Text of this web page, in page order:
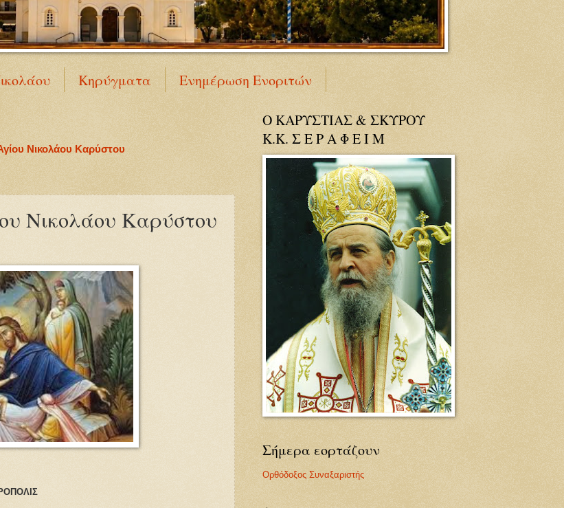
Κηρύγματα Ενημέρωση Ενοριτών
Νικολάου Καρύστου
Νικολάου Καρύστου
Ο ΚΑΡΥΣΤΙΑΣ & ΣΚΥΡΟΥ
Κ.Κ. Σ Ε Ρ Α Φ Ε Ι Μ
Σήμερα εορτάζουν
Ορθόδοξος Συναξαριστής